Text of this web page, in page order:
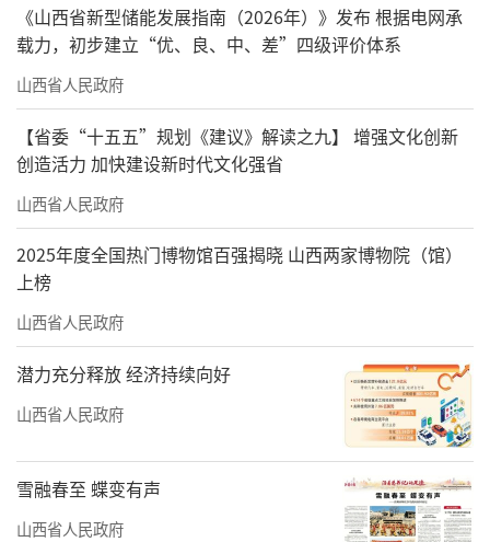
《山西省新型储能发展指南（2026年）》发布 根据电网承
载力，初步建立“优、良、中、差”四级评价体系
山西省人民政府
【省委“十五五”规划《建议》解读之九】 增强文化创新
创造活力 加快建设新时代文化强省
山西省人民政府
2025年度全国热门博物馆百强揭晓 山西两家博物院（馆）
上榜
山西省人民政府
潜力充分释放 经济持续向好
山西省人民政府
雪融春至 蝶变有声
山西省人民政府